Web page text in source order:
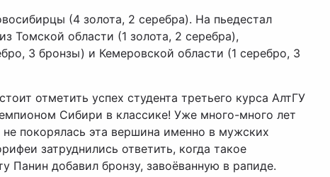
(4 золота, 2 серебра). На пьедестал
Томской области (1 золота, 2 серебра),
3 бронзы) и Кемеровской области (1 серебро, 3
отметить успех студента третьего курса АлтГУ
Сибири в классике! Уже много-много лет
покорялась эта вершина именно в мужских
затруднились ответить, когда такое
Панин добавил бронзу, завоёванную в рапиде.